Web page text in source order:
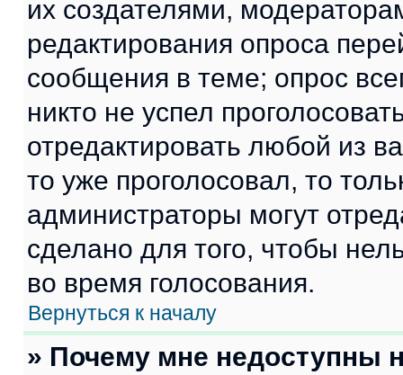
их создателями,
редактирования опроса
сообщения в теме; опрос
никто не успел
отредактировать любой из
то уже проголосовал, то
администраторы могут
сделано для того, чтобы
во время голосования.
Вернуться к началу
» Почему мне недоступны